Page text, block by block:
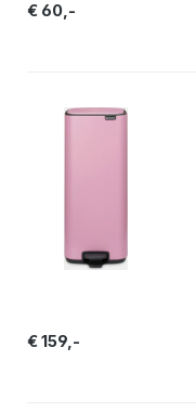
€ 60,-
€ 159,-